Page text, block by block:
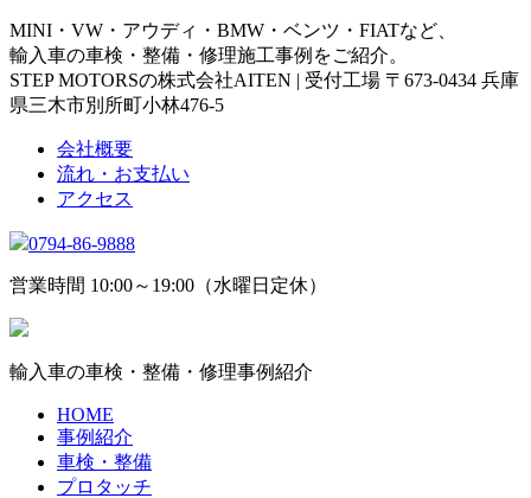
MINI・VW・アウディ・BMW・ベンツ・FIATなど、
輸入車の車検・整備・修理施工事例をご紹介。
STEP MOTORSの株式会社AITEN | 受付工場 〒673-0434 兵庫
県三木市別所町小林476-5
会社概要
流れ・お支払い
アクセス
0794-86-9888
営業時間 10:00～19:00（水曜日定休）
輸入車の車検・整備・修理事例紹介
HOME
事例紹介
車検・整備
プロタッチ